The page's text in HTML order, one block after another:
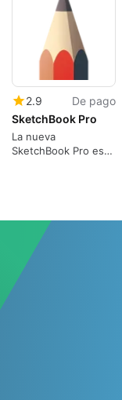
2.9
De pago
SketchBook Pro
La nueva
SketchBook Pro es
bocetos.